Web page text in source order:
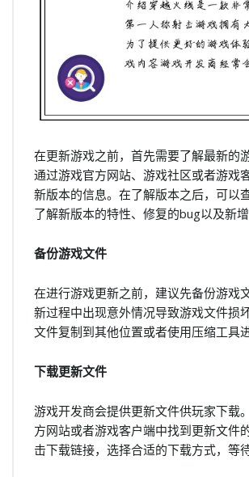
在更新游戏之前，首先需要了解最新的
通过游戏官方网站、游戏社区或者游戏
新版本的信息。在了解版本之后，可以
了解新版本的特性、修复的bug以及新增
备份游戏文件
在进行游戏更新之前，建议先备份游戏
新过程中出现意外情况导致游戏文件损
文件复制到其他位置或者使用压缩工具
下载更新文件
游戏开发商会提供更新文件供玩家下载
方网站或者游戏客户端中找到更新文件
击下载链接，选择合适的下载方式，等